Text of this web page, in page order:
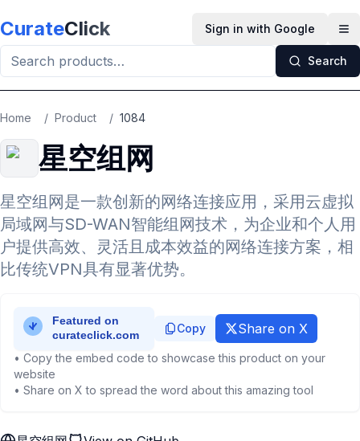
CurateClick Sign in with Google
Search
Home / Product / 1084
星空组网
星空组网是一款创新的网络连接应用，采用云虚拟
局域网与SD-WAN智能组网技术，为企业和个人用
户提供高效、灵活且成本效益的网络连接方案，相
比传统VPN具有显著优势。
Copy Share on X
• Copy the embed code to showcase this product on your
website
• Share on X to spread the word about this amazing tool